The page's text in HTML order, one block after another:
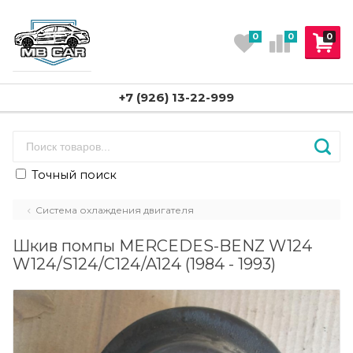
0
0 0
+7 (926) 13-22-999
Точный поиск
Система охлаждения двигателя
Шкив помпы MERCEDES-BENZ W124
W124/S124/C124/A124 (1984 - 1993)